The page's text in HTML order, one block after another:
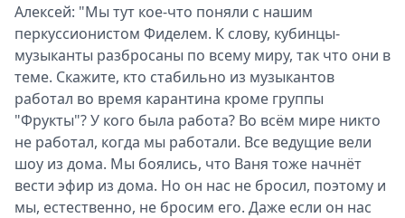
Алексей: "Мы тут кое-что поняли с нашим
перкуссионистом Фиделем. К слову, кубинцы-
музыканты разбросаны по всему миру, так что они в
теме. Скажите, кто стабильно из музыкантов
работал во время карантина кроме группы
"Фрукты"? У кого была работа? Во всём мире никто
не работал, когда мы работали. Все ведущие вели
шоу из дома. Мы боялись, что Ваня тоже начнёт
вести эфир из дома. Но он нас не бросил, поэтому и
мы, естественно, не бросим его. Даже если он нас